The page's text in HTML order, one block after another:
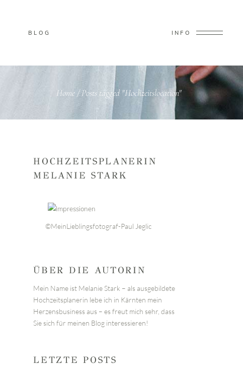
BLOG INFO
Home/Posts tagged "Hochzeitslocation"
HOCHZEITSPLANERIN
MELANIE STARK
©MeinLieblingsfotograf-Paul Jeglic
ÜBER DIE AUTORIN
Mein Name ist Melanie Stark – als ausgebildete
Hochzeitsplanerin lebe ich in Kärnten mein
Herzensbusiness aus – es freut mich sehr, dass
Sie sich für meinen Blog interessieren!
LETZTE POSTS